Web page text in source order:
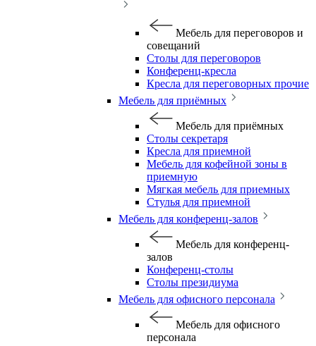
Мебель для переговоров и
совещаний
Столы для переговоров
Конференц-кресла
Кресла для переговорных прочие
Мебель для приёмных
Мебель для приёмных
Столы секретаря
Кресла для приемной
Мебель для кофейной зоны в
приемную
Мягкая мебель для приемных
Стулья для приемной
Мебель для конференц-залов
Мебель для конференц-
залов
Конференц-столы
Столы президиума
Мебель для офисного персонала
Мебель для офисного
персонала